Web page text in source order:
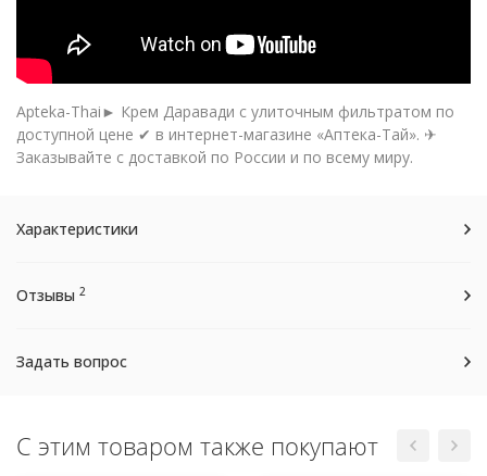
Apteka-Thai► Крем Даравади с улиточным фильтратом по
доступной цене ✔ в интернет-магазине «Аптека-Тай». ✈
Заказывайте с доставкой по России и по всему миру.
Характеристики
Отзывы 2
Задать вопрос
С этим товаром также покупают